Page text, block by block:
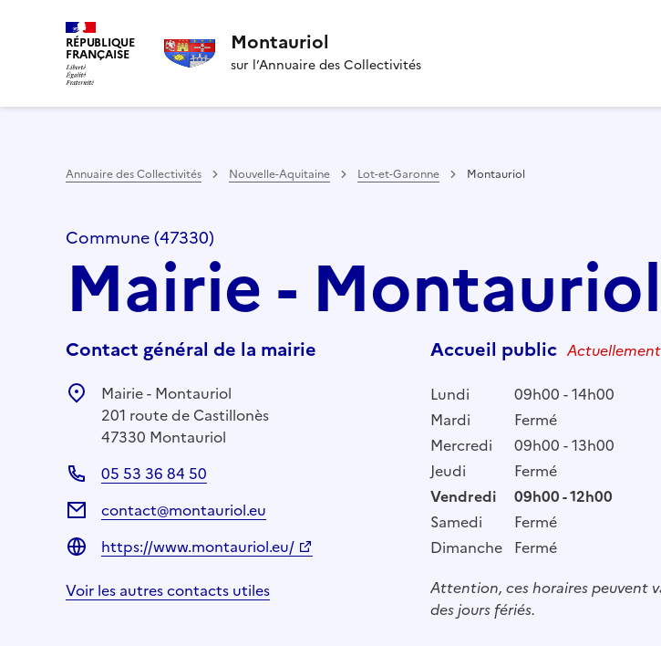
RÉPUBLIQUE
FRANÇAISE Montauriol
sur l’Annuaire des Collectivités
Annuaire des Collectivités Nouvelle-Aquitaine Lot-et-Garonne Montauriol
Commune (47330)
Mairie - Montauriol
Contact général de la mairie
Mairie - Montauriol
201 route de Castillonès
47330 Montauriol
05 53 36 84 50
contact@montauriol.eu
https://www.montauriol.eu/
Voir les autres contacts utiles
Accueil public
Lundi
09h00 - 14h00
Mardi
Fermé
Mercredi
09h00 - 13h00
Jeudi
Fermé
Vendredi
09h00 - 12h00
Samedi
Fermé
Dimanche Fermé
Attention, ces horaires peuvent
des jours fériés.